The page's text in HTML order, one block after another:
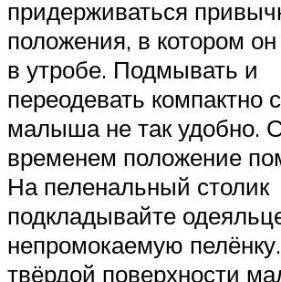
придерживаться
положения, в котором
в утробе. Подмывать и
переодевать компактно
малыша не так удобно.
временем положение
На пеленальный столик
подкладывайте
непромокаемую
твёрдой поверхности